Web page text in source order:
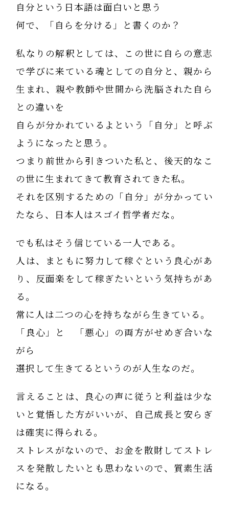
自分という日本語は面白いと思う
何で、「自らを分ける」と書くのか？
私なりの解釈としては、この世に自らの意志
で学びに来ている魂としての自分と、親から
生まれ、親や教師や世間から洗脳された自ら
との違いを
自らが分かれているよという「自分」と呼ぶ
ようになったと思う。
つまり前世から引きついた私と、後天的なこ
の世に生まれてきて教育されてきた私。
それを区別するための「自分」が分かってい
たなら、日本人はスゴイ哲学者だな。
でも私はそう信じている一人である。
人は、まともに努力して稼ぐという良心があ
り、反面楽をして稼ぎたいという気持ちがあ
る。
常に人は二つの心を持ちながら生きている。
「良心」と 「悪心」の両方がせめぎ合いな
がら
選択して生きてるというのが人生なのだ。
言えることは、良心の声に従うと利益は少な
いと覚悟した方がいいが、自己成長と安らぎ
は確実に得られる。
ストレスがないので、お金を散財してストレ
スを発散したいとも思わないので、質素生活
になる。